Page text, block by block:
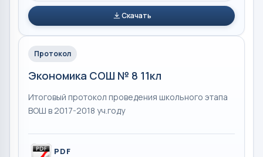
Скачать
Протокол
Экономика СОШ № 8 11кл
Итоговый протокол проведения школьного этапа
ВОШ в 2017-2018 уч.году
PDF